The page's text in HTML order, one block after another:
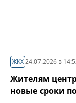
ЖКХ24.07.2026 в
Жителям
новые сроки